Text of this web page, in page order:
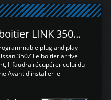
Test du boitier LINK 350Z Plugin ECU
plug and play
350Z Le boitier arrive
Il faudra récupérer celui du
Avant d'installer le